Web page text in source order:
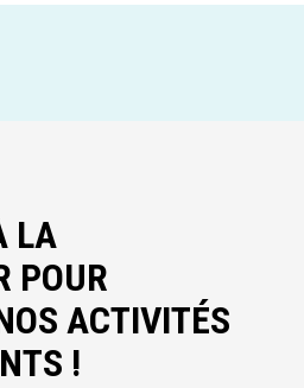
LA
POUR
ACTIVITÉS
!